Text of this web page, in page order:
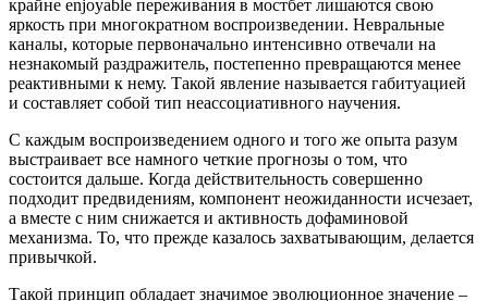
крайне enjoyable переживания в мостбет лишаются свою
яркость при многократном воспроизведении. Невральные
каналы, которые первоначально интенсивно отвечали на
незнакомый раздражитель, постепенно превращаются менее
реактивными к нему. Такой явление называется габитуацией
и составляет собой тип неассоциативного научения.
С каждым воспроизведением одного и того же опыта разум
выстраивает все намного четкие прогнозы о том, что
состоится дальше. Когда действительность совершенно
подходит предвидениям, компонент неожиданности исчезает,
а вместе с ним снижается и активность дофаминовой
механизма. То, что прежде казалось захватывающим, делается
привычкой.
Такой принцип обладает значимое эволюционное значение –